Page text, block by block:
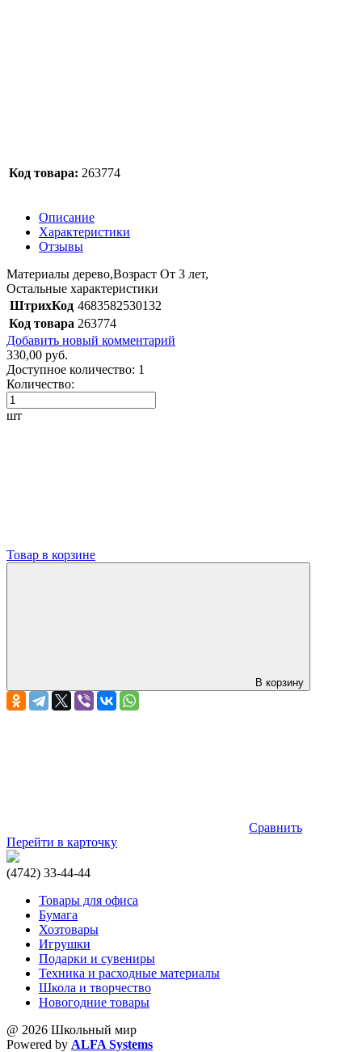
Код товара: 263774
Описание
Характеристики
Отзывы
Материалы дерево,Возраст От 3 лет,
Остальные характеристики
ШтрихКод 4683582530132
Код товара 263774
Добавить новый комментарий
330,00 руб.
Доступное количество: 1
Количество:
шт
Товар в корзине
В корзину
Сравнить
Перейти в карточку
(4742) 33-44-44
Товары для офиса
Бумага
Хозтовары
Игрушки
Подарки и сувениры
Техника и расходные материалы
Школа и творчество
Новогодние товары
@ 2026 Школьный мир
Powered by ALFA Systems